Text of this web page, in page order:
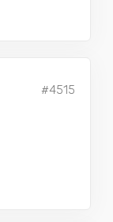
#4515